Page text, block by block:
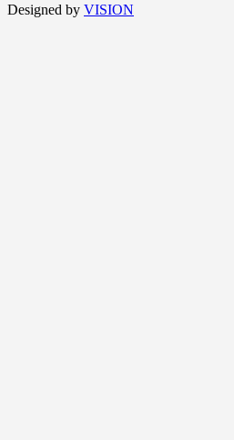
Designed by VISION